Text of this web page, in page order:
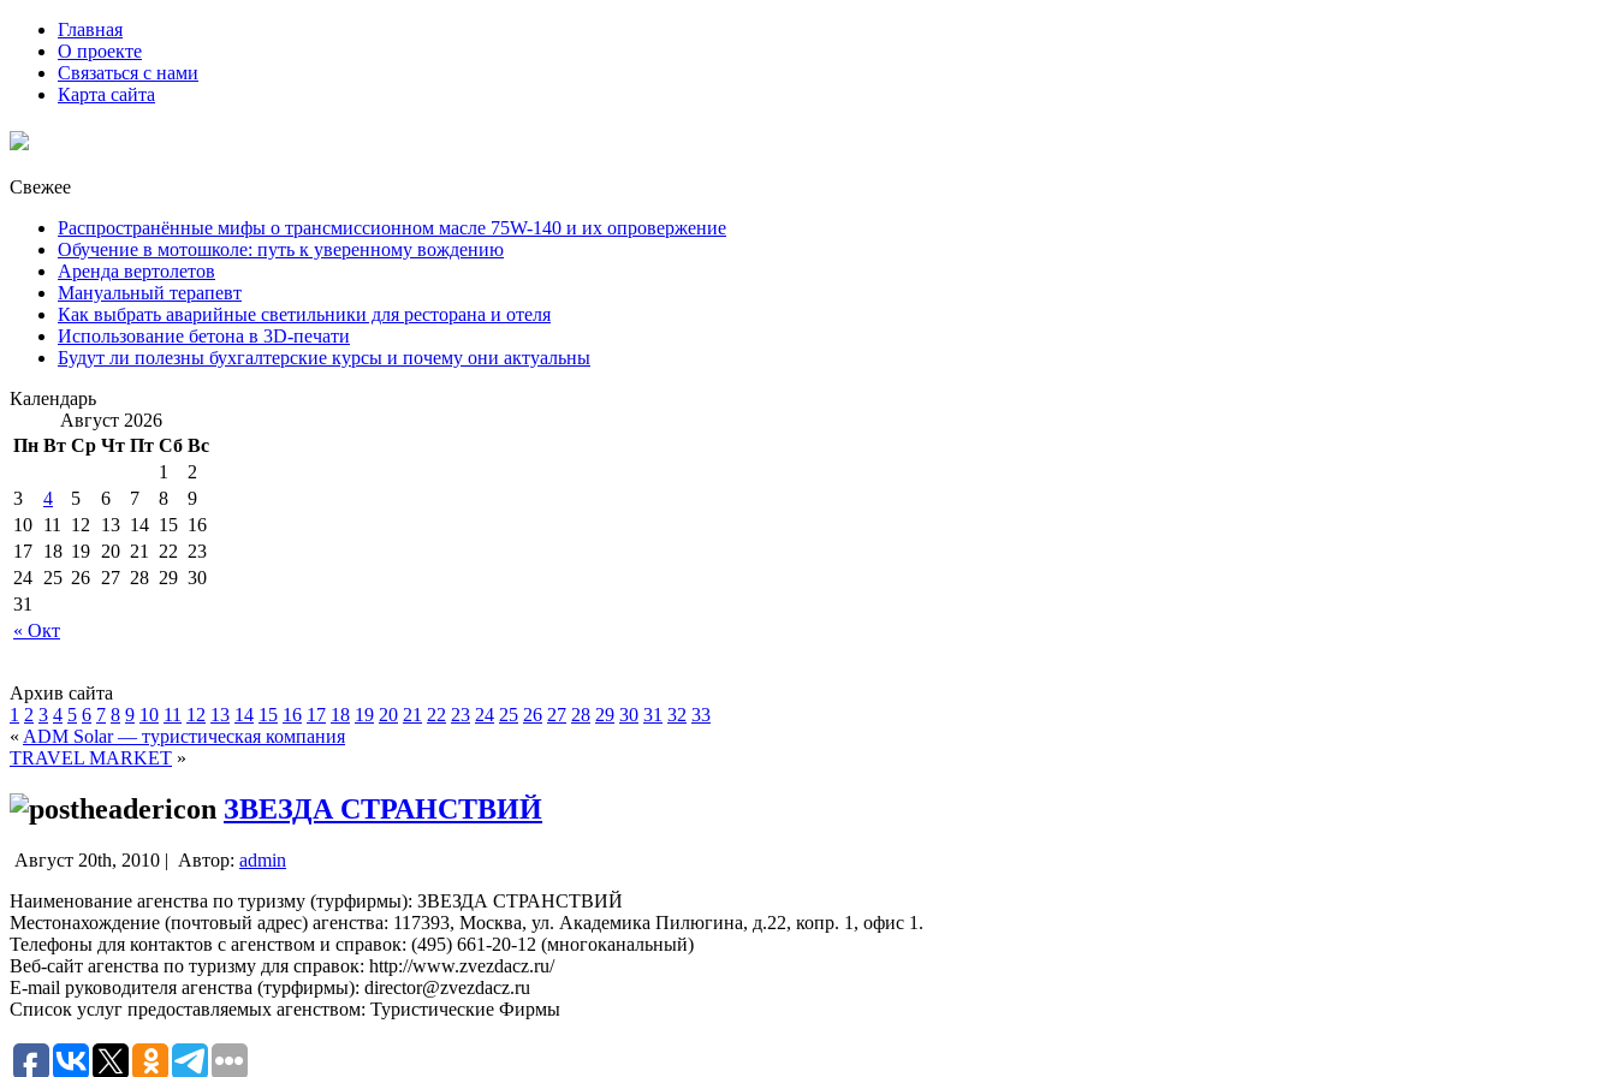
Главная
О проекте
Связаться с нами
Карта сайта
Свежее
Распространённые мифы о трансмиссионном масле 75W-140 и их опровержение
Обучение в мотошколе: путь к уверенному вождению
Аренда вертолетов
Мануальный терапевт
Как выбрать аварийные светильники для ресторана и отеля
Использование бетона в 3D-печати
Будут ли полезны бухгалтерские курсы и почему они актуальны
Календарь
Август 2026
Пн Вт Ср Чт Пт Сб Вс
« Окт
1
2
3
4 5 6 7 8
9
10 11 12 13 14 15 16
17 18 19 20 21 22 23
24 25 26 27 28 29 30
31
Архив сайта
1 2 3 4 5 6 7 8 9 10 11 12 13 14 15 16 17 18 19 20 21 22 23 24 25 26 27 28 29 30 31 32 33
« ADM Solar — туристическая компания
TRAVEL MARKET »
ЗВЕЗДА СТРАНСТВИЙ
Август 20th, 2010 | Автор: admin
Наименование агенства по туризму (турфирмы): ЗВЕЗДА СТРАНСТВИЙ
Местонахождение (почтовый адрес) агенства: 117393, Москва, ул. Академика Пилюгина, д.22, копр. 1, офис 1.
Телефоны для контактов с агенством и справок: (495) 661-20-12 (многоканальный)
Веб-сайт агенства по туризму для справок: http://www.zvezdacz.ru/
E-mail руководителя агенства (турфирмы): director@zvezdacz.ru
Список услуг предоставляемых агенством: Туристические Фирмы